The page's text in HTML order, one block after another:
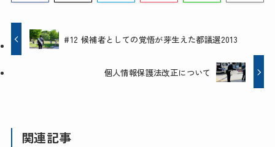
#12 候補者としての覚悟が芽生えた都議選2013
個人情報保護法改正について
関連記事